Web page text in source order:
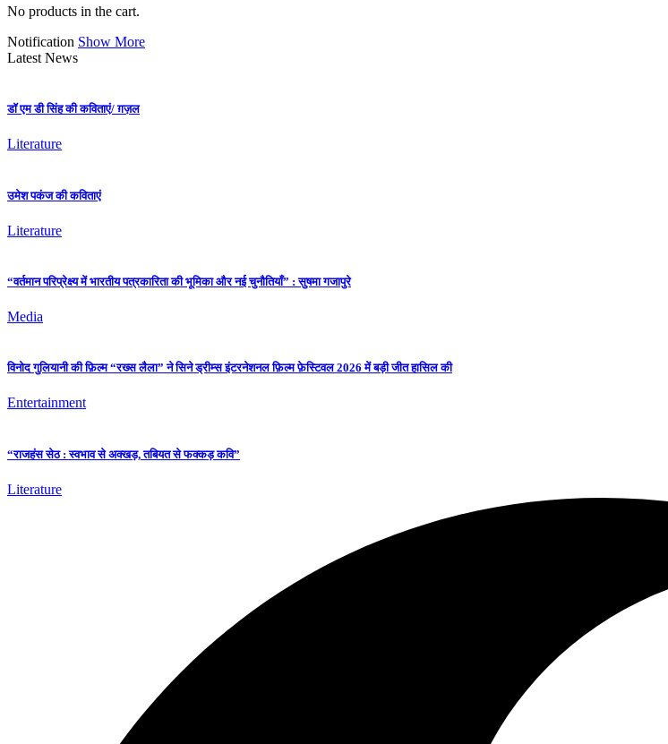
No products in the cart.
Notification Show More
Latest News
डॉ एम डी सिंह की कविताएं/ ग़ज़ल
Literature
उमेश पकंज की कविताएं
Literature
“वर्तमान परिप्रेक्ष्य में भारतीय पत्रकारिता की भूमिका और नई चुनौतियाँ” : सुषमा गजापुरे
Media
विनोद गुलियानी की फ़िल्म “रख्स लैला” ने सिने ड्रीम्स इंटरनेशनल फ़िल्म फ़ेस्टिवल 2026 में बड़ी जीत हासिल की
Entertainment
“राजहंस सेठ : स्वभाव से अक्खड़, तबियत से फक्कड़ कवि”
Literature